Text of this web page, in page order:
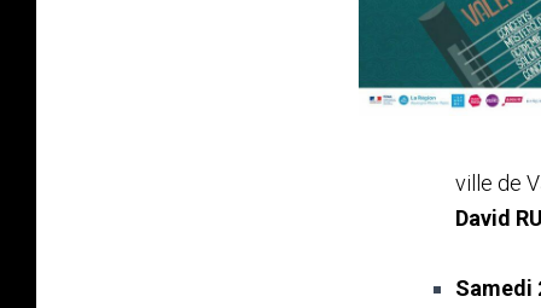
ville de
David
Samedi